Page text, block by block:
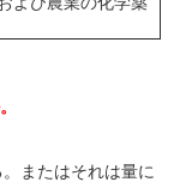
またはそれは量に